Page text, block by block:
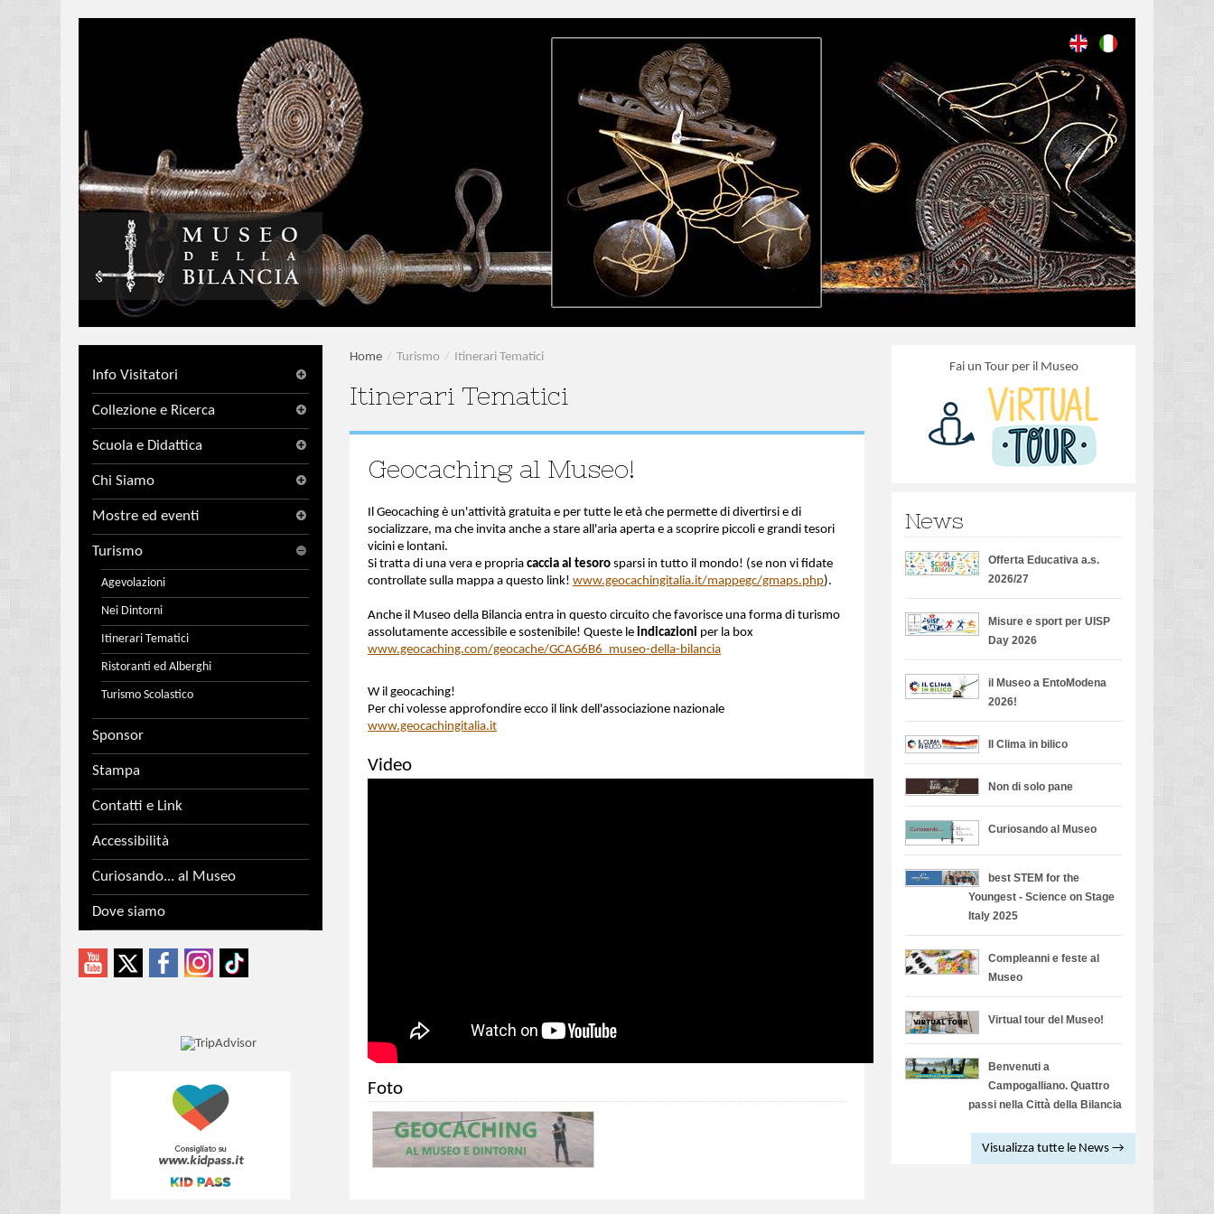
Info Visitatori
Collezione e Ricerca
Scuola e Didattica
Chi Siamo
Mostre ed eventi
Turismo
Agevolazioni
Nei Dintorni
Itinerari Tematici
Ristoranti ed Alberghi
Turismo Scolastico
Sponsor
Stampa
Contatti e Link
Accessibilità
Curiosando... al Museo
Dove siamo
Home / Turismo / Itinerari Tematici
Itinerari Tematici
Geocaching al Museo!
Il Geocaching è un'attività gratuita e per tutte le età che permette di divertirsi e di
socializzare, ma che invita anche a stare all'aria aperta e a scoprire piccoli e grandi tesori
vicini e lontani.
Si tratta di una vera e propria caccia al tesoro sparsi in tutto il mondo! (se non vi fidate
controllate sulla mappa a questo link! www.geocachingitalia.it/mappegc/gmaps.php).
Anche il Museo della Bilancia entra in questo circuito che favorisce una forma di turismo
assolutamente accessibile e sostenibile! Queste le indicazioni per la box
www.geocaching.com/geocache/GCAG6B6_museo-della-bilancia
W il geocaching!
Per chi volesse approfondire ecco il link dell'associazione nazionale
www.geocachingitalia.it
Video
Foto
Fai un Tour per il Museo
News
Offerta Educativa a.s.
2026/27
Misure e sport per UISP
Day 2026
il Museo a EntoModena
2026!
Il Clima in bilico
Non di solo pane
Curiosando al Museo
best STEM for the
Youngest - Science on Stage
Italy 2025
Compleanni e feste al
Museo
Virtual tour del Museo!
Benvenuti a
Campogalliano. Quattro
passi nella Città della Bilancia
Visualizza tutte le News →